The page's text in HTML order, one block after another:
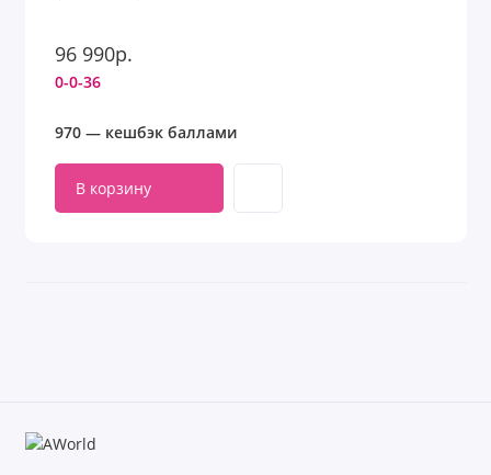
96 990р.
0-0-36
970 — кешбэк баллами
В корзину